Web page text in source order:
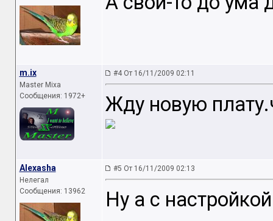
m.ix
Master Mixa
Сообщения: 1972+
#4 От 16/11/2009 02:11
Жду новую
Alexasha
Нелегал
Сообщения: 13962
#5 От 16/11/2009 02:13
Ну а с